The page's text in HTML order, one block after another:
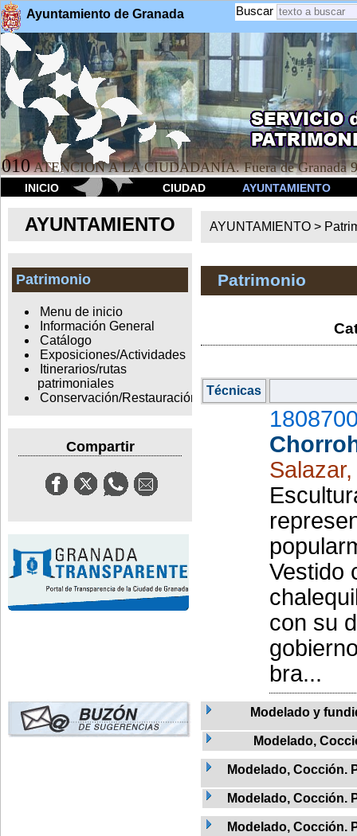
Ayuntamiento de Granada Buscar
010 ATENCION A LA CIUDADANÍA. Fuera de Granada
INICIO CIUDAD AYUNTAMIENTO
AYUNTAMIENTO
Patrimonio
Menu de inicio
Información General
Catálogo
Exposiciones/Actividades
Itinerarios/rutas
patrimoniales
Conservación/Restauración
Compartir
AYUNTAMIENTO >
Patrimonio
Técnicas
Vestido
con su
bra...
Modelado y
Modelado,
Modelado, Cocción.
Modelado, Cocción.
Modelado, Cocción.